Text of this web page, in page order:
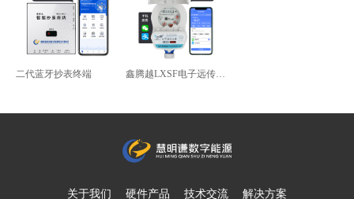
二代蓝牙抄表终端 鑫腾越LXSF电子远传智能水表
关于我们 硬件产品 技术交流 解决方案